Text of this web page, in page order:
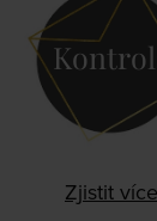
Zjistit více